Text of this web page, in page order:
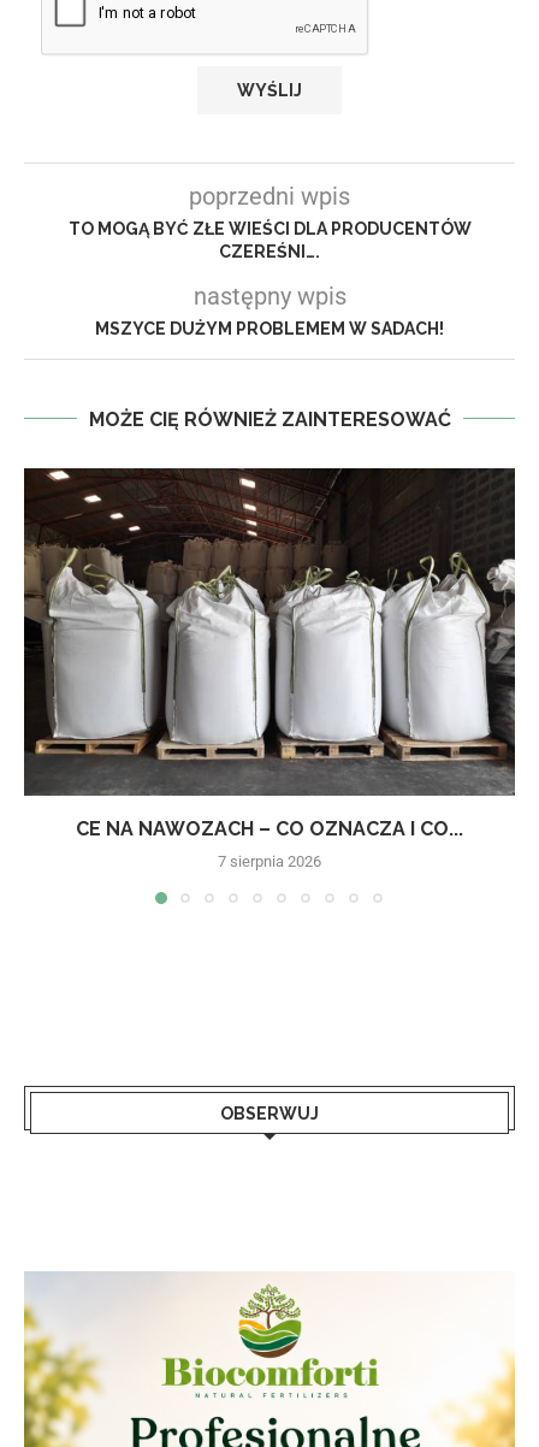
poprzedni wpis
TO MOGĄ BYĆ ZŁE WIEŚCI DLA PRODUCENTÓW
CZEREŚNI….
następny wpis
MSZYCE DUŻYM PROBLEMEM W SADACH!
MOŻE CIĘ RÓWNIEŻ ZAINTERESOWAĆ
CE NA NAWOZACH – CO OZNACZA I CO...
7 sierpnia 2026
OBSERWUJ